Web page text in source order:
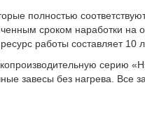
полностью
сроком наработки на
работы составляет 10
серию «
завесы без нагрева. Все